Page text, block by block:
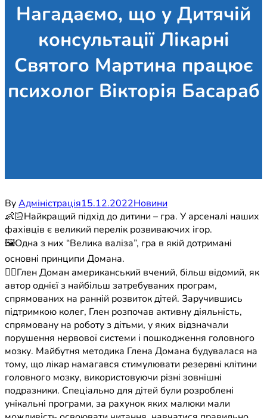
Нагадаємо, що у Дитячій
консультації Лікарні
Святого Мартина працює
психолог Вікторія Басараб
ByАдміністрація15.12.2022Новини
👶🏻Найкращий підхід до дитини – гра. У арсеналі наших
фахівців є великий перелік розвиваючих ігор.
🖼Одна з них “Велика валіза”, гра в якій дотримані
основні принципи Домана.
☝🏻Глен Доман американський вчений, більш відомий, як
автор однієї з найбільш затребуваних програм,
спрямованих на ранній розвиток дітей. Заручившись
підтримкою колег, Глен розпочав активну діяльність,
спрямовану на роботу з дітьми, у яких відзначали
порушення нервової системи і пошкодження головного
мозку. Майбутня методика Глена Домана будувалася на
тому, що лікар намагався стимулювати резервні клітини
головного мозку, використовуючи різні зовнішні
подразники. Спеціально для дітей були розроблені
унікальні програми, за рахунок яких малюки мали